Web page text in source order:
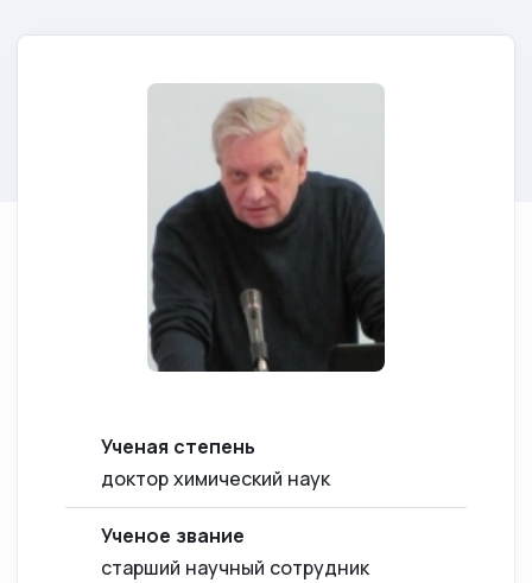
Ученая степень
доктор химический наук
Ученое звание
старший научный сотрудник